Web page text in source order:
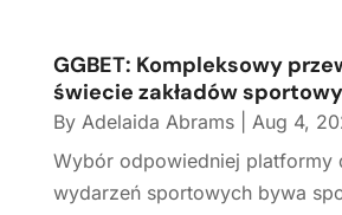
GGBET: Kompleksowy
świecie zakładów
By Adelaida Abrams| Aug 4,
Wybór odpowiedniej platformy
wydarzeń sportowych bywa